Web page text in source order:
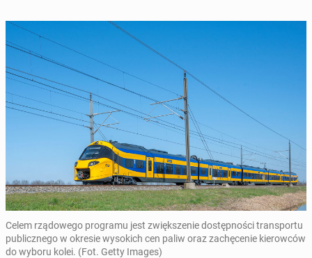
Celem rządowego programu jest zwiększenie dostępności transportu
publicznego w okresie wysokich cen paliw oraz zachęcenie kierowców
do wyboru kolei. (Fot. Getty Images)